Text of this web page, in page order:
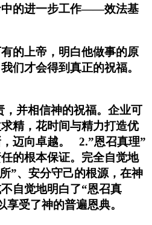
中的进一步工作——效法基
的上帝，明白他做事的原
们才会得到真正的祝福。
并相信神的祝福。企业可
精，花时间与精力打造优
迈向卓越。
2.”恩召真理”
的根本保证。完全自觉地
”、安分守己的根源，在神
自觉地明白了“恩召真
受了神的普遍恩典。